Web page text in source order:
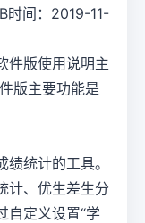
时间：2019-11-
件版使用说明主
版主要功能是
统计的工具。
计、优生差生分
自定义设置“学